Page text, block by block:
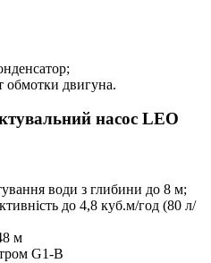
обмотки двигуна.
насос LEO
води з глибини до 8 м;
до 4,8 куб.м/год (80 л/
м
G1-B